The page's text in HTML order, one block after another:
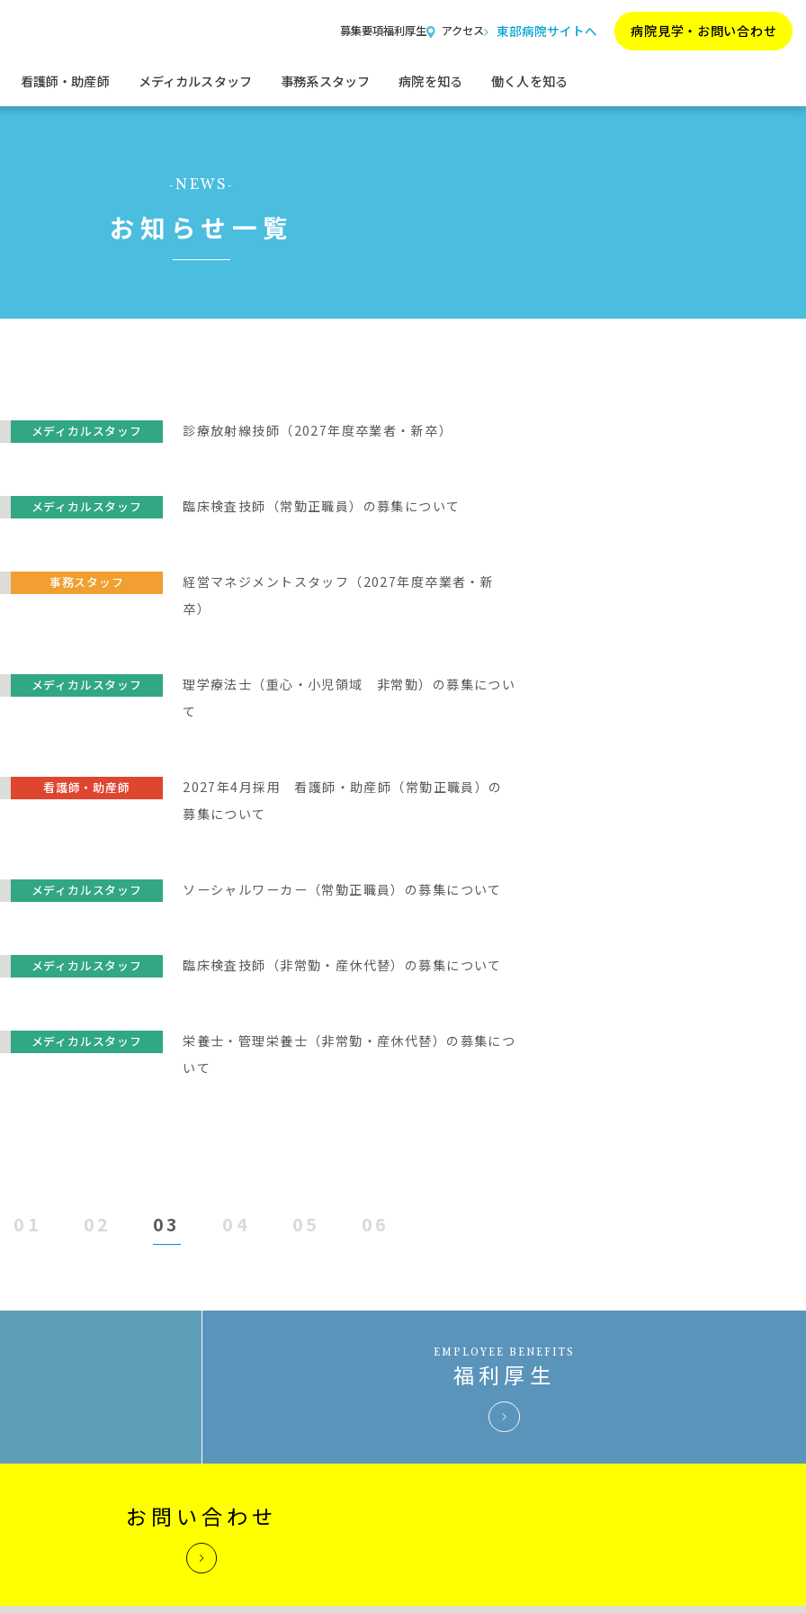
募集要項福利厚生 アクセス 東部病院サイトへ 病院見学・ お問い合わせ
看護師・助産師 メディカルスタッフ 事務系スタッフ 病院を知る 働く人を知る
NEWS
お知らせ一覧
メディカルスタッフ 診療放射線技師（2027年度卒業者・新卒）
メディカルスタッフ 臨床検査技師（常勤正職員）の募集について
事務スタッフ
経営マネジメントスタッフ（2027年度卒業者・新
卒）
メディカルスタッフ
理学療法士（重心・小児領域 非常勤）の募集につい
て
看護師・助産師
2027年4月採用 看護師・助産師（常勤正職員）の
募集について
メディカルスタッフ ソーシャルワーカー（常勤正職員）の募集について
メディカルスタッフ 臨床検査技師（非常勤・産休代替）の募集について
メディカルスタッフ
栄養士・管理栄養士（非常勤・産休代替）の募集につ
いて
01 02 03 04 05 06
EMPLOYEE BENEFITS
福利厚生
お問い合わせ